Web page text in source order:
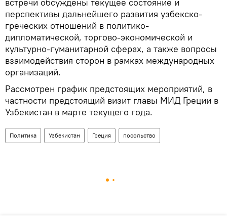
перспективы дальнейшего развития узбекско-
греческих отношений в политико-
дипломатической, торгово-экономической и
культурно-гуманитарной сферах, а также вопросы
взаимодействия сторон в рамках международных
организаций.
Рассмотрен график предстоящих мероприятий, в
частности предстоящий визит главы МИД Греции в
Узбекистан в марте текущего года.
Политика Узбекистан Греция посольство